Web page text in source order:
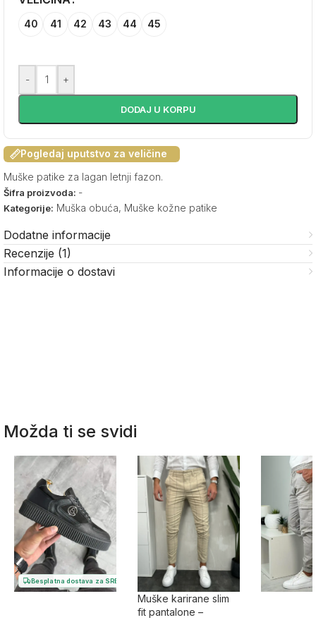
40 41 42 43 44 45
- +
DODAJ U KORPU
Pogledaj uputstvo za veličine
Muške patike za lagan letnji fazon.
Šifra proizvoda: -
Kategorije: Muška obuća, Muške kožne patike
Dodatne informacije
Recenzije (1)
Informacije o dostavi
Možda ti se svidi
Besplatna dostava za SRB
Muške karirane slim
fit pantalone –